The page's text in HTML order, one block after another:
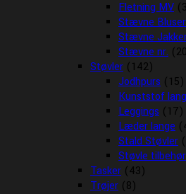
Fletning MV
Stævne Bluser
Stævne
Stævne nr.
Støvler (142)
Jodhpurs (15)
Kunststof
Leggings (17)
Læder lange
Stald Støvler
Støvle tilbehør
Tasker (43)
Trøjer (8)